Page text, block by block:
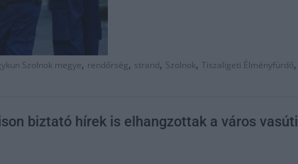
Szolnok megye, rendőrség, strand, Szolnok, Tiszaligeti Élményfürdő,
biztató hírek is elhangzottak a város vasúti